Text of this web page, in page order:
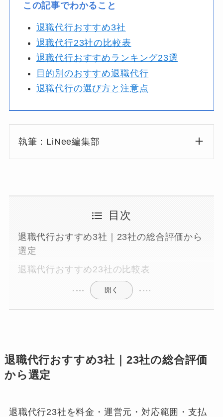
この記事でわかること
退職代行おすすめ3社
退職代行23社の比較表
退職代行おすすめランキング23選
目的別のおすすめ退職代行
退職代行の選び方と注意点
執筆：LiNee編集部
目次
退職代行おすすめ3社｜23社の総合評価から
選定
退職代行おすすめ23社の比較表
開く
退職代行おすすめ3社｜23社の総合評価
から選定
退職代行23社を料金・運営元・対応範囲・支払